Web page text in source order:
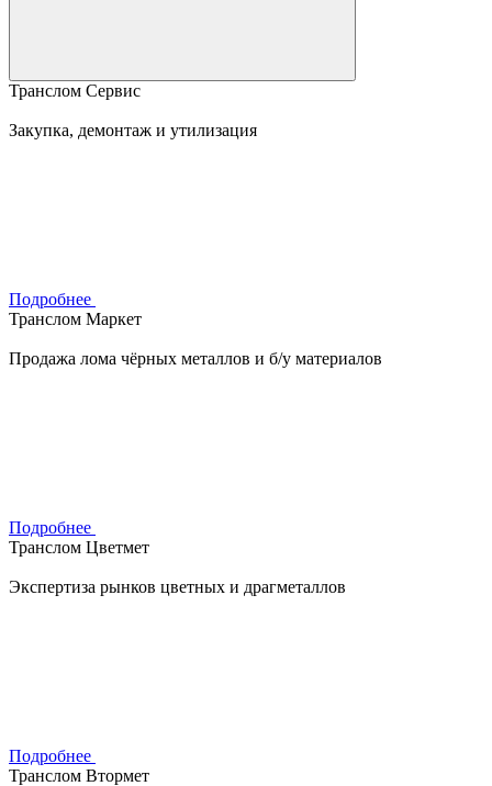
Транслом Сервис
Закупка, демонтаж и утилизация
Подробнее
Транслом Маркет
Продажа лома чёрных металлов и б/у материалов
Подробнее
Транслом Цветмет
Экспертиза рынков цветных и драгметаллов
Подробнее
Транслом Втормет